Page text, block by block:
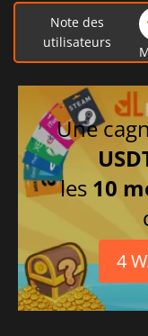
Note des
utilisateurs
Une
les 10
4